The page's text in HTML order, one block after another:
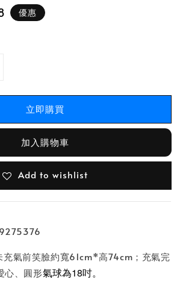
優惠
立即購買
加入購物車
Add to wishlist
充氣前笑臉約寬61cm*高74cm；充氣完
、圓形氣球為18吋。